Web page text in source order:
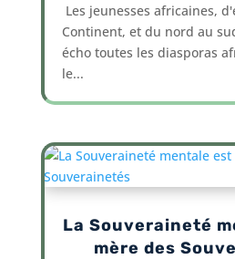
Les jeunesses africaines,
Continent, et du nord au
écho toutes les diasporas
le...
La Souveraineté
mère des